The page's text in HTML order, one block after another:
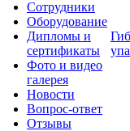
Сотрудники
Оборудование
Дипломы и
сертификаты
Фото и видео
галерея
Новости
Вопрос-ответ
Отзывы